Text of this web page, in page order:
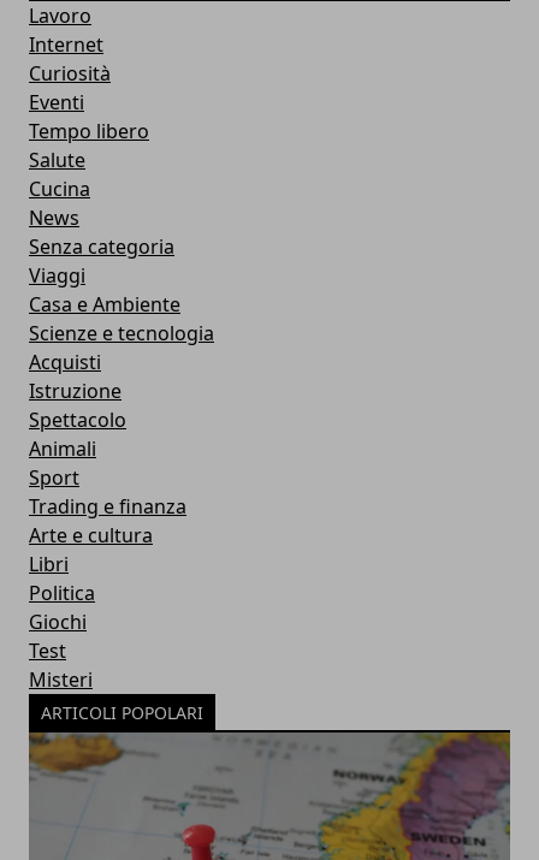
Lavoro
Internet
Curiosità
Eventi
Tempo libero
Salute
Cucina
News
Senza categoria
Viaggi
Casa e Ambiente
Scienze e tecnologia
Acquisti
Istruzione
Spettacolo
Animali
Sport
Trading e finanza
Arte e cultura
Libri
Politica
Giochi
Test
Misteri
ARTICOLI POPOLARI